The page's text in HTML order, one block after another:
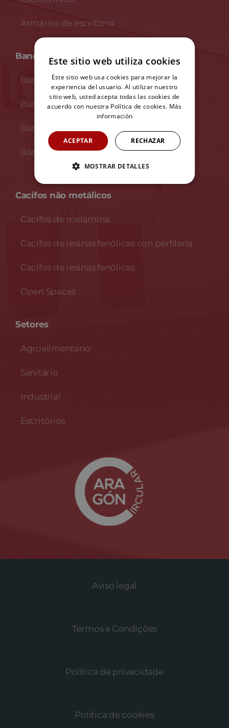
Armários de escritorio
Bancos
Bancos em madeira
Bancos em melamina
Bancos en fenólico
Bancos en fenólico e INOX
Cacifos não metálicos
Cacifos de melamina
Cacifos de resinas fenólicas con perfilaria
Cacifos de resinas fenólicas
Open Spaces
Setores
Agroalimentario
Sanitário
Industrial
Escritórios
Aviso legal
Termos e Condições
Política de privacidade
Política de cookies
Este sitio web utiliza cookies
Este sitio web usa cookies para mejorar la
experiencia del usuario. Al utilizar nuestro
sitio web, usted acepta todas las cookies de
acuerdo con nuestra Política de cookies. Más
información
ACEPTAR RECHAZAR
MOSTRAR DETALLES